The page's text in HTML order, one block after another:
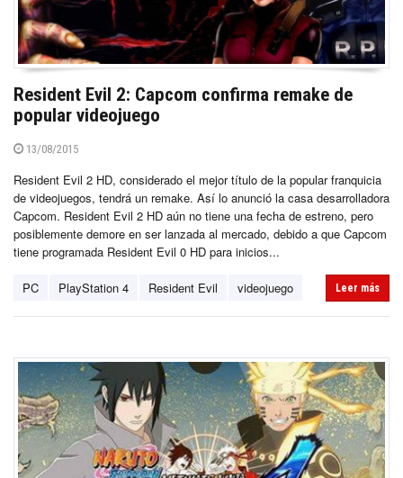
Resident Evil 2: Capcom confirma remake de
popular videojuego
13/08/2015
Resident Evil 2 HD, considerado el mejor título de la popular franquicia
de videojuegos, tendrá un remake. Así lo anunció la casa desarrolladora
Capcom. Resident Evil 2 HD aún no tiene una fecha de estreno, pero
posiblemente demore en ser lanzada al mercado, debido a que Capcom
tiene programada Resident Evil 0 HD para inicios...
PC PlayStation 4 Resident Evil videojuego Leer más